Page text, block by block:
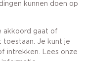
kunnen doen op
akkoord gaat of
toestaan. Je kunt je
intrekken. Lees onze